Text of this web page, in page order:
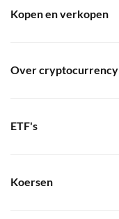
Kopen en verkopen
Over cryptocurrency
ETF's
Koersen